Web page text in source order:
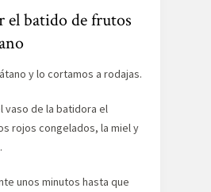
el batido de frutos
y lo cortamos a rodajas.
vaso de la batidora el
rojos congelados, la miel y
unos minutos hasta que